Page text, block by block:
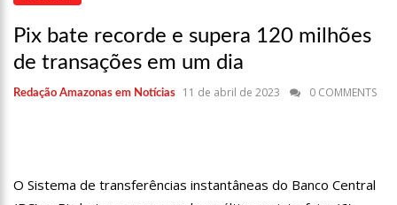
em Manaus
18:42 Preço médio da gasolina registra queda e vai a R$ 5,04 no
Pix bate recorde e supera 120 milhões
de transações em um dia
Redação Amazonas em Notícias 11 de abril de 2023 0 COMMENTS
O Sistema de transferências instantâneas do Banco Central